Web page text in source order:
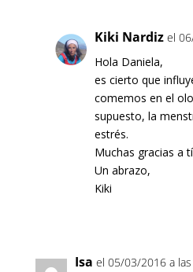
Kiki Nardiz el
Hola Daniela,
es cierto que
comemos en el
supuesto, la
estrés.
Muchas gracias a
Un abrazo,
Kiki
Isa el 05/03/2016 a